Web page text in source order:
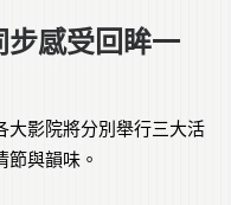
感受回眸一
大影院將分別舉行三大活
與韻味。